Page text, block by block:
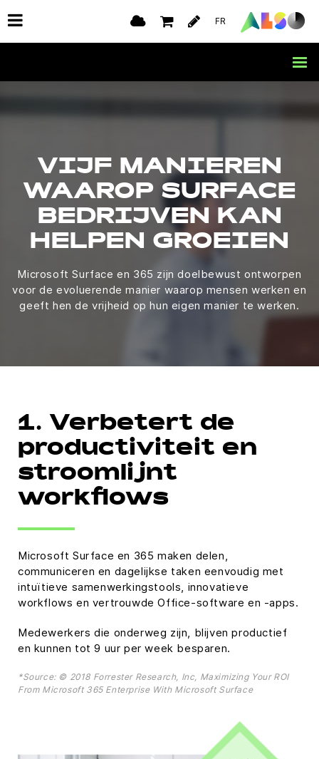
FR
VIJF MANIEREN
WAAROP SURFACE
BEDRIJVEN KAN
HELPEN GROEIEN
Microsoft Surface en 365 zijn doelbewust ontworpen
voor de evoluerende manier waarop mensen werken en
geeft hen de vrijheid op hun eigen manier te werken.
1. Verbetert de
productiviteit en
stroomlijnt
workflows
Microsoft Surface en 365 maken delen,
communiceren en dagelijkse taken eenvoudig met
intuïtieve samenwerkingstools, innovatieve
workflows en vertrouwde Office-software en -apps.
Medewerkers die onderweg zijn, blijven productief
en kunnen tot 9 uur per week besparen.
*Source: © 2018 Forrester Research, Inc, Maximizing Your ROI
From Microsoft 365 Enterprise With Microsoft Surface